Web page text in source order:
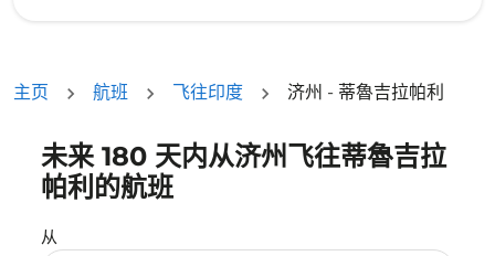
主页 航班 飞往印度 济州 - 蒂魯吉拉帕利
未来 180 天内从济州飞往蒂魯吉拉
帕利的航班
从
没有符合您的筛选条件的机票。请调整您的筛选条件。